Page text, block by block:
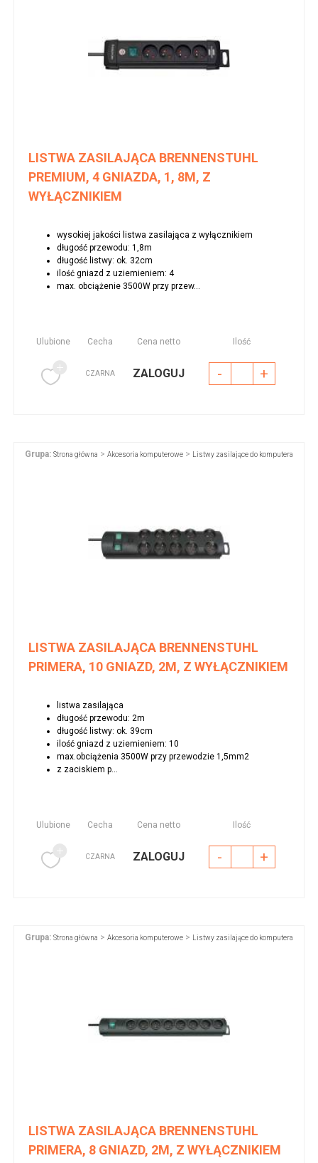
LISTWA ZASILAJĄCA BRENNENSTUHL
PREMIUM, 4 GNIAZDA, 1, 8M, Z
WYŁĄCZNIKIEM
wysokiej jakości listwa zasilająca z wyłącznikiem
długość przewodu: 1,8m
długość listwy: ok. 32cm
ilość gniazd z uziemieniem: 4
max. obciążenie 3500W przy przew...
Ulubione Cecha Cena netto Ilość
CZARNA ZALOGUJ - +
Grupa: Strona główna > Akcesoria komputerowe > Listwy zasilające do komputera
LISTWA ZASILAJĄCA BRENNENSTUHL
PRIMERA, 10 GNIAZD, 2M, Z WYŁĄCZNIKIEM
listwa zasilająca
długość przewodu: 2m
długość listwy: ok. 39cm
ilość gniazd z uziemieniem: 10
max.obciążenia 3500W przy przewodzie 1,5mm2
z zaciskiem p...
Ulubione Cecha Cena netto Ilość
CZARNA ZALOGUJ - +
Grupa: Strona główna > Akcesoria komputerowe > Listwy zasilające do komputera
LISTWA ZASILAJĄCA BRENNENSTUHL
PRIMERA, 8 GNIAZD, 2M, Z WYŁĄCZNIKIEM